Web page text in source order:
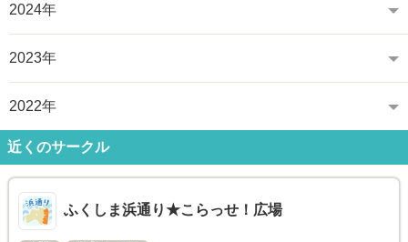
2024年
2023年
2022年
近くのサークル
ふくしま浜通り★こらっせ！広場